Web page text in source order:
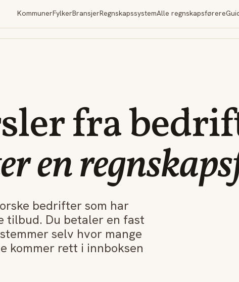
KommunerFylkerBransjerRegnskapssystemAlle regnskapsførere
fra
en
bedrifter som har
tilbud. Du betaler en fast
selv hvor mange
kommer rett i innboksen